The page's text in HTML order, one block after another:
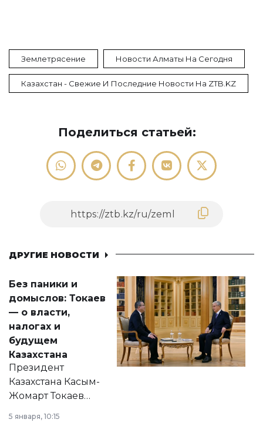
Землетрясение Новости Алматы На Сегодня
Казахстан - Свежие И Последние Новости На ZTB.KZ
Поделиться статьей:
ДРУГИЕ НОВОСТИ
Без паники и
домыслов: Токаев
— о власти,
налогах и
будущем
Казахстана
Президент
Казахстана Касым-
Жомарт Токаев
сразу несколько
5 января, 10:15